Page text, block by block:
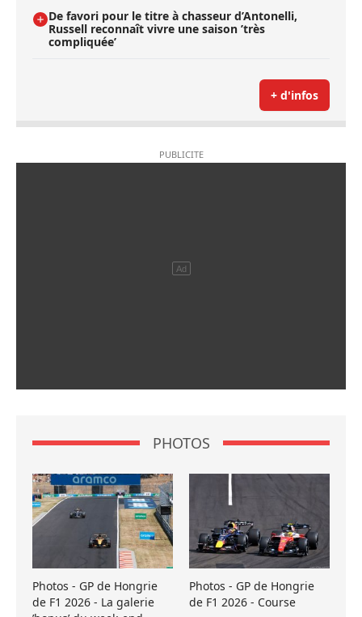
De favori pour le titre à chasseur d’Antonelli,
Russell reconnaît vivre une saison ’très
compliquée’
+ d'infos
PHOTOS
Photos - GP de Hongrie
de F1 2026 - La galerie
Photos - GP de Hongrie
de F1 2026 - Course